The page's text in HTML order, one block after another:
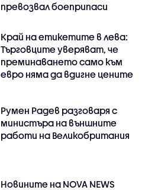
превозвал боеприпаси
Край на етикетите в лева:
Търговците уверяват, че
преминаването само към
евро няма да вдигне цените
Румен Радев разговаря с
министъра на външните
работи на Великобритания
Новините на NOVA NEWS